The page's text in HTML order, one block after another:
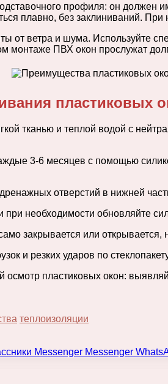
профиля: он должен
плавно, без заклиниваний. При
от ветра и шума. Используйте
монтаже ПВХ окон прослужат
пластиковых
тканью и теплой водой с
3-6 месяцев с помощью
отверстий в нижней
при необходимости обновляйте
закрывается или
и резких ударов по
пластиковых окон:
теплоизоляции
Messenger Messenger